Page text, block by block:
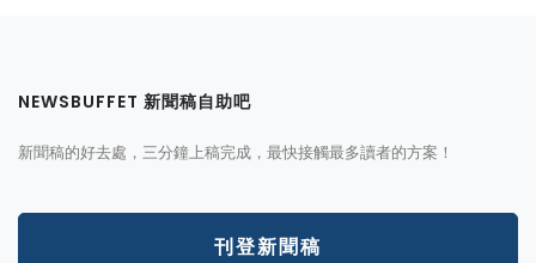
NEWSBUFFET 新聞稿自助吧
新聞稿的好去處，三分鐘上稿完成，最快接觸最多讀者的方案！
刊登新聞稿